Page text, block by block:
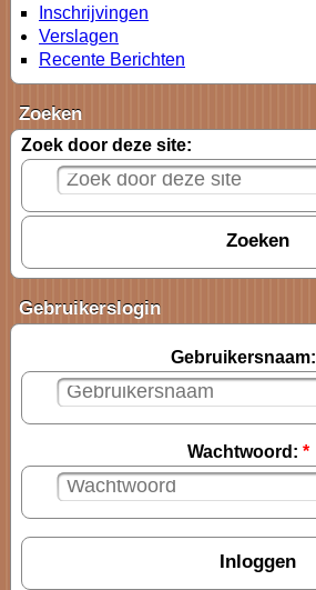
Inschrijvingen
Verslagen
Recente Berichten
Zoeken
Zoek door deze site:
Gebruikerslogin
Gebruikersnaam:
Wachtwoord: *